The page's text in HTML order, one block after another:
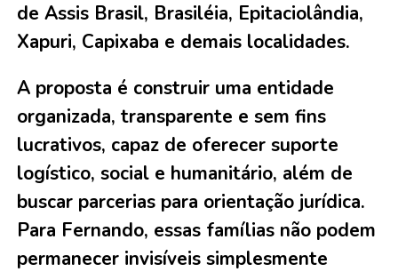
de Assis Brasil, Brasiléia, Epitaciolândia,
Xapuri, Capixaba e demais localidades.
A proposta é construir uma entidade
organizada, transparente e sem fins
lucrativos, capaz de oferecer suporte
logístico, social e humanitário, além de
buscar parcerias para orientação jurídica.
Para Fernando, essas famílias não podem
permanecer invisíveis simplesmente